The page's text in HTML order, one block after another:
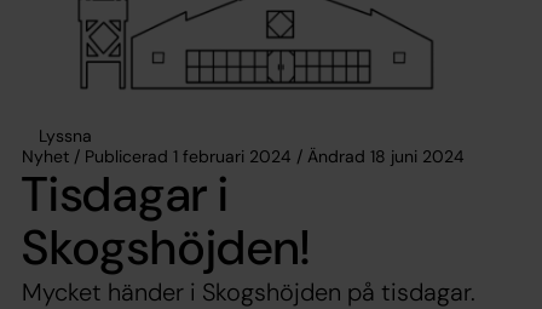
Lyssna
Nyhet / Publicerad 1 februari 2024 / Ändrad 18 juni 2024
Tisdagar i
Skogshöjden!
Mycket händer i Skogshöjden på tisdagar.